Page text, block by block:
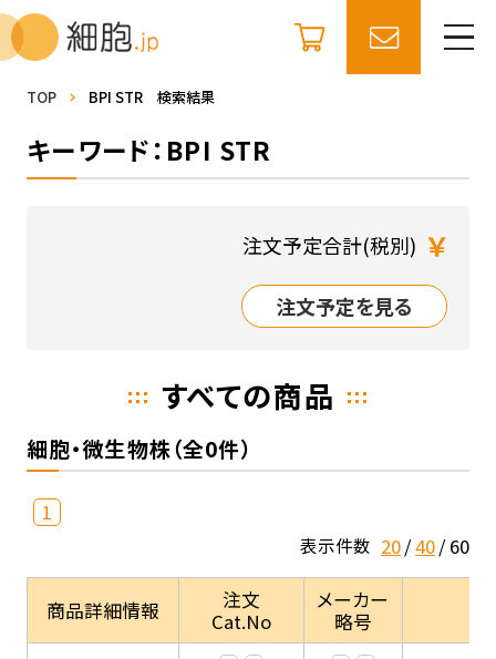
TOP BPI STR 検索結果
キーワード：BPI STR
注文予定合計(税別) ￥
注文予定を見る
すべての商品
細胞・微生物株（全0件）
1
表示件数 20 40 60
商品詳細情報
注文
Cat.No
メーカー
略号